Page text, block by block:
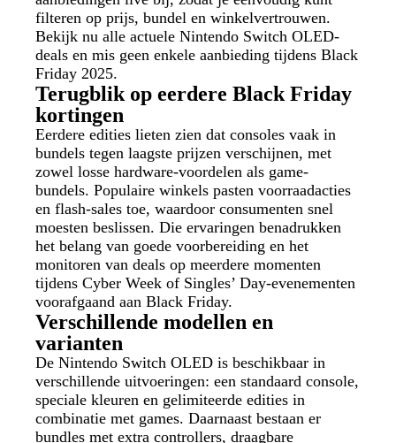
filteren op prijs, bundel en winkelvertrouwen.
Bekijk nu alle actuele Nintendo Switch OLED-
deals en mis geen enkele aanbieding tijdens Black
Friday 2025.
Terugblik op eerdere Black Friday
kortingen
Eerdere edities lieten zien dat consoles vaak in
bundels tegen laagste prijzen verschijnen, met
zowel losse hardware-voordelen als game-
bundels. Populaire winkels pasten voorraadacties
en flash-sales toe, waardoor consumenten snel
moesten beslissen. Die ervaringen benadrukken
het belang van goede voorbereiding en het
monitoren van deals op meerdere momenten
tijdens Cyber Week of Singles’ Day-evenementen
voorafgaand aan Black Friday.
Verschillende modellen en
varianten
De Nintendo Switch OLED is beschikbaar in
verschillende uitvoeringen: een standaard console,
speciale kleuren en gelimiteerde edities in
combinatie met games. Daarnaast bestaan er
bundles met extra controllers, draagbare